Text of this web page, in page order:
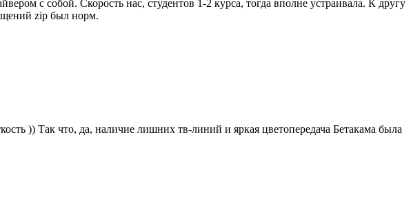
с собой. Скорость нас, студентов 1-2 курса, тогда вполне устраивала. К другу
zip был норм.
)) Так что, да, наличие лишних тв-линий и яркая цветопередача Бетакама была